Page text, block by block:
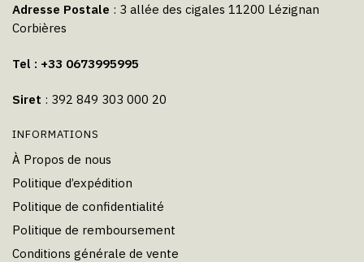
Adresse Postale : 3 allée des cigales 11200 Lézignan
Corbières
Tel : +33 0673995995
Siret : 392 849 303 000 20
INFORMATIONS
À Propos de nous
Politique d’expédition
Politique de confidentialité
Politique de remboursement
Conditions générale de vente